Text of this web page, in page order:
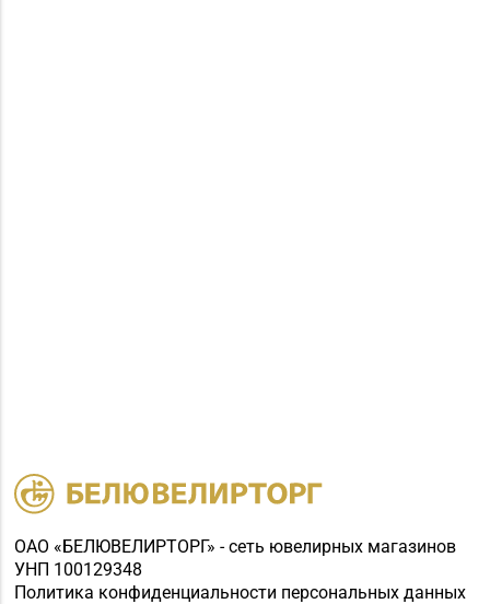
ОАО «БЕЛЮВЕЛИРТОРГ» - сеть ювелирных магазинов
УНП 100129348
Политика конфиденциальности персональных данных